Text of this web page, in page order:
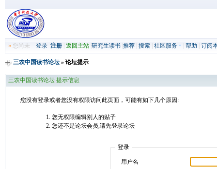
»您尚未 登录 注册| 返回主站| 研究生读书| 推荐| 搜索| 社区服务 帮助 订阅
三农中国读书论坛» 论坛提示
三农中国读书论坛 提示信息
您没有登录或者您没有权限访问此页面，可能有如下几个原因:
您无权限编辑别人的贴子
您还不是论坛会员,请先登录论坛
登录
用户名